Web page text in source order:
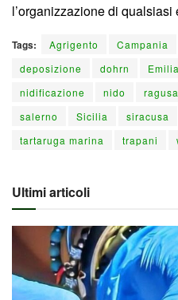
l’organizzazione di
Tags: Agrigento Campania
deposizione
dohrn
nidificazione
nido ragusa
salerno
Sicilia siracusa
tartaruga marina
trapani
Ultimi articoli